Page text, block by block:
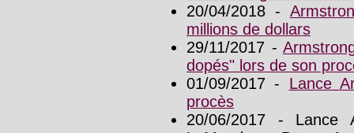
20/04/2018 -
millions de dollars
29/11/2017 -
dopés" lors de son
01/09/2017 - Lance
procès
20/06/2017 - Lance